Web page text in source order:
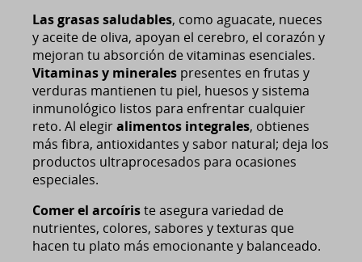
Las grasas saludables, como aguacate, nueces
y aceite de oliva, apoyan el cerebro, el corazón y
mejoran tu absorción de vitaminas esenciales.
Vitaminas y minerales presentes en frutas y
verduras mantienen tu piel, huesos y sistema
inmunológico listos para enfrentar cualquier
reto. Al elegiralimentos integrales, obtienes
más fibra, antioxidantes y sabor natural; deja los
productos ultraprocesados para ocasiones
especiales.
Comer el arcoíriste asegura variedad de
nutrientes, colores, sabores y texturas que
hacen tu plato más emocionante y balanceado.